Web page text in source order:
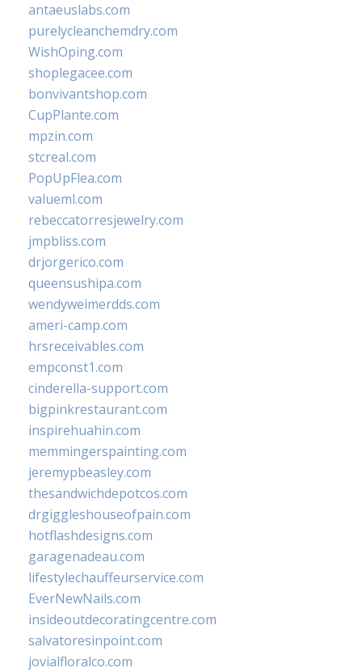
antaeuslabs.com
purelycleanchemdry.com
WishOping.com
shoplegacee.com
bonvivantshop.com
CupPlante.com
mpzin.com
stcreal.com
PopUpFlea.com
valueml.com
rebeccatorresjewelry.com
jmpbliss.com
drjorgerico.com
queensushipa.com
wendyweimerdds.com
ameri-camp.com
hrsreceivables.com
empconst1.com
cinderella-support.com
bigpinkrestaurant.com
inspirehuahin.com
memmingerspainting.com
jeremypbeasley.com
thesandwichdepotcos.com
drgiggleshouseofpain.com
hotflashdesigns.com
garagenadeau.com
lifestylechauffeurservice.com
EverNewNails.com
insideoutdecoratingcentre.com
salvatoresinpoint.com
jovialfloralco.com